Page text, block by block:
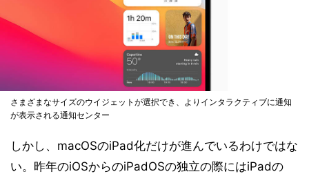
さまざまなサイズのウイジェットが選択でき、よりインタラクティブに通知
が表示される通知センター
しかし、macOSのiPad化だけが進んでいるわけではな
い。昨年のiOSからのiPadOSの独立の際にはiPadの